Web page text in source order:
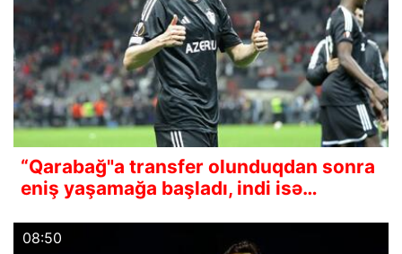
“Qarabağ"a transfer olunduqdan sonra
eniş yaşamağa başladı, indi isə…
08:50